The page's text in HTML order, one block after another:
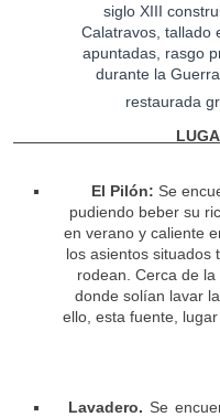
siglo XIII
Calatravos, tallado
apuntadas, rasgo
durante la
restaurada
El Pilón: Se
pudiendo beber su
en verano y caliente
los asientos situados
rodean. Cerca de
donde solían lavar
ello, esta fuente,
Lavadero. Se